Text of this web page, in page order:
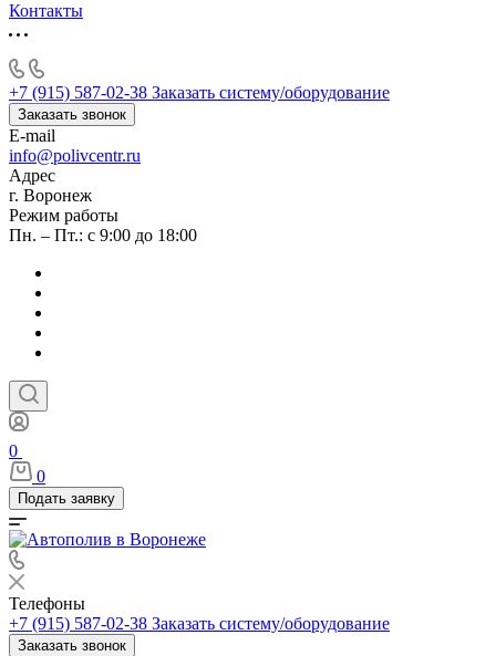
Контакты
+7 (915) 587-02-38 Заказать систему/оборудование
Заказать звонок
E-mail
info@polivcentr.ru
Адрес
г. Воронеж
Режим работы
Пн. – Пт.: с 9:00 до 18:00
0
0
Подать заявку
Телефоны
+7 (915) 587-02-38 Заказать систему/оборудование
Заказать звонок